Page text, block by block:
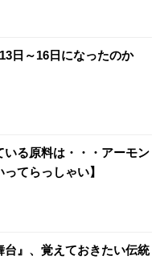
日～16日になったのか
いる原料は・・・アーモン
てらっしゃい】
台』、覚えておきたい伝統